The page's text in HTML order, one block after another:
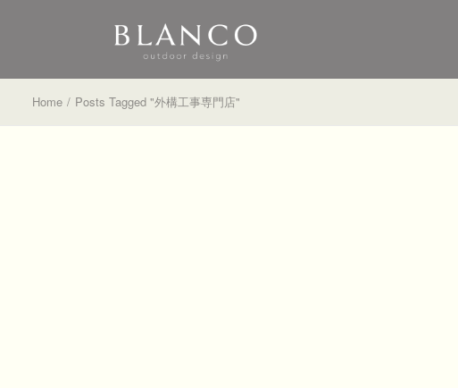
Home Posts Tagged "外構工事専門店"